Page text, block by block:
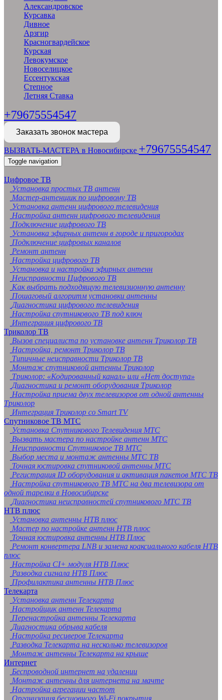
Александровское
Курсавка
Дивное
Арзгир
Красногвардейское
Курская
Левокумское
Новоселицкое
Ессентукская
Степное
Летняя Ставка
+79675554547
Заказать звонок мастера
ВЫЗВАТЬ-МАСТЕРА в Новосибирске +79675554547
Toggle navigation
Цифровое ТВ
Установка простых ТВ антенн
Мастер-антенщик по цифровому ТВ
Установка антенн цифрового телевидения
Настройка антенн цифрового телевидения
Подключение цифрового ТВ
Установка эфирных антенн в городе и пригородах
Подключение цифровых каналов
Ремонт антенн
Настройка цифрового ТВ
Установка и настройка эфирных антенн
Неисправности Цифрового ТВ
Как выбрать подходящую телевизионную антенну
Пошаговый алгоритм установки антенны
Диагностика цифрового телевидения
Настройка спутникового ТВ под ключ
Интеграция цифрового ТВ
Триколор ТВ
Вызов специалиста по установке антенн Триколор ТВ
Настройка, ремонт Триколор ТВ
Типичные неисправности Триколор ТВ
Монтаж спутниковой антенны Триколор
Триколор: «Кодированный канал» или «Нет доступа»
Диагностика и ремонт оборудования Триколор
Настройка приема двух телевизоров от одной антенны
Триколор
Интеграция Триколор со Smart TV
Спутниковое ТВ МТС
Установка Спутникового Телевидения МТС
Вызвать мастера по настройке антенн МТС
Неисправности Спутниковое ТВ МТС
Выбор места и монтаж антенны МТС ТВ
Точная юстировка спутниковой антенны МТС
Регистрация ID оборудования и активация пакетов МТС ТВ
Настройка спутникового ТВ МТС на два телевизора от
одной тарелки в Новосибирске
Диагностика неисправностей спутникового МТС ТВ
НТВ плюс
Установка антенны НТВ плюс
Мастер по настройке антенн НТВ плюс
Точная юстировка антенны НТВ Плюс
Ремонт конвертера LNB и замена коаксиального кабеля НТВ
плюс
Настройка CI+ модуля НТВ Плюс
Разводка сигнала НТВ Плюс
Профилактика антенны НТВ Плюс
Телекарта
Установка антенн Телекарта
Настройщик антенн Телекарта
Перенастройка антенны Телекарта
Диагностика обрыва кабеля
Настройка ресиверов Телекарта
Разводка Телекарта на несколько телевизоров
Монтаж антенны Телекарта на крыше
Интернет
Беспроводной интернет на удалении
Монтаж антенны для интернета на мачте
Настройка агрегации частот
Организация бесшовного Wi-Fi покрытия